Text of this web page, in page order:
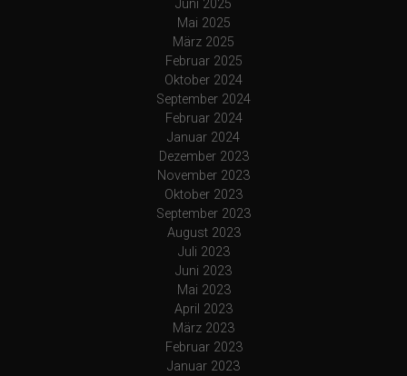
Juni 2025
Mai 2025
März 2025
Februar 2025
Oktober 2024
September 2024
Februar 2024
Januar 2024
Dezember 2023
November 2023
Oktober 2023
September 2023
August 2023
Juli 2023
Juni 2023
Mai 2023
April 2023
März 2023
Februar 2023
Januar 2023